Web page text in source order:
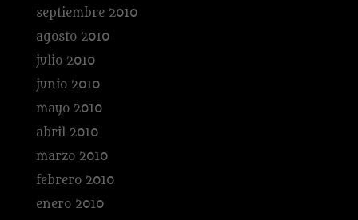
septiembre 2010
agosto 2010
julio 2010
junio 2010
mayo 2010
abril 2010
marzo 2010
febrero 2010
enero 2010